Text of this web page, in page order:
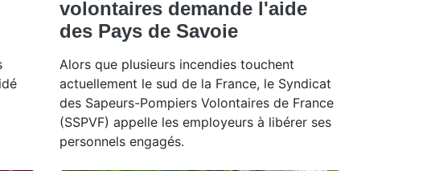
volontaires demande l'aide
des Pays de Savoie
Alors que plusieurs incendies touchent
actuellement le sud de la France, le Syndicat
des Sapeurs-Pompiers Volontaires de France
(SSPVF) appelle les employeurs à libérer ses
personnels engagés.